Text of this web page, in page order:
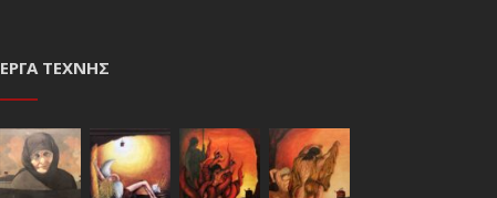
ΈΡΓΑ ΤΈΧΝΗΣ